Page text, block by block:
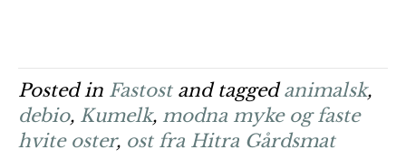
Posted in Fastostand taggedanimalsk,
debio, Kumelk, modna myke og faste
hvite oster, ost fra Hitra Gårdsmat